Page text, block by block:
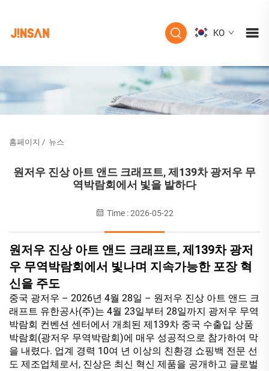
KO
홈페이지 / 뉴스
원저우 진상 아트 앤드 크래프트, 제139차 광저우 무
역박람회에서 빛을 발하다
Time : 2026-05-22
원저우 진상 아트 앤드 크래프트, 제139차 광저
우 무역박람회에서 빛나며 지속가능한 포장 혁
신을 주도
중국 광저우 – 2026년 4월 28일 – 원저우 진상 아트 앤드 크
래프트 유한공사(주)는 4월 23일부터 28일까지 광저우 무역
박람회 컨벤션 센터에서 개최된 제139차 중국 수출입 상품
박람회(광저우 무역박람회)에 매우 성공적으로 참가하여 막
을 내렸다. 업계 경력 10여 년 이상의 친환경 쇼핑백 전문 선
도 제조업체로서, 진상은 최신 혁신 제품을 공개하고 글로벌